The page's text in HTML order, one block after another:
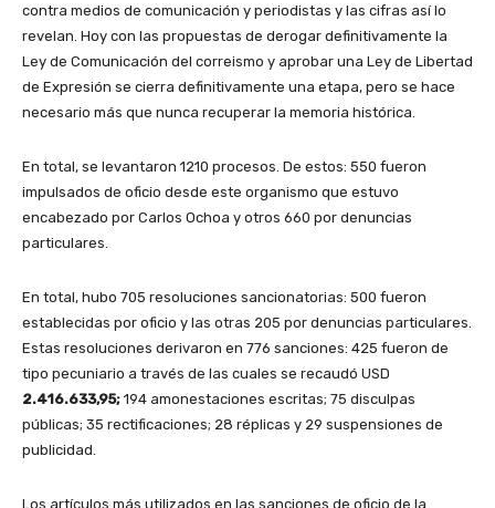
contra medios de comunicación y periodistas y las cifras así lo
revelan. Hoy con las propuestas de derogar definitivamente la
Ley de Comunicación del correismo y aprobar una Ley de Libertad
de Expresión se cierra definitivamente una etapa, pero se hace
necesario más que nunca recuperar la memoria histórica.
En total, se levantaron 1210 procesos. De estos: 550 fueron
impulsados de oficio desde este organismo que estuvo
encabezado por Carlos Ochoa y otros 660 por denuncias
particulares.
En total, hubo 705 resoluciones sancionatorias: 500 fueron
establecidas por oficio y las otras 205 por denuncias particulares.
Estas resoluciones derivaron en 776 sanciones: 425 fueron de
tipo pecuniario a través de las cuales se recaudó USD
2.416.633,95; 194 amonestaciones escritas; 75 disculpas
públicas; 35 rectificaciones; 28 réplicas y 29 suspensiones de
publicidad.
Los artículos más utilizados en las sanciones de oficio de la